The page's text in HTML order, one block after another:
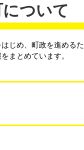
ついて
じめ、町政を進める
まとめています。